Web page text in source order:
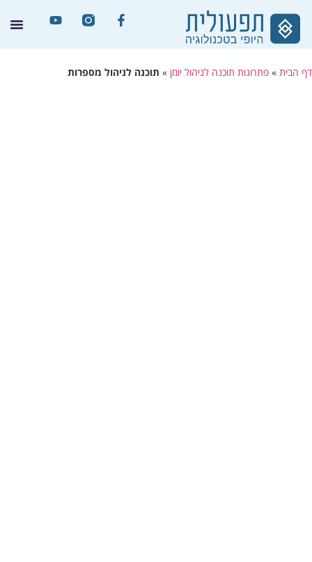
דף הבית » פתרונות תוכנה לניהול יומן » תוכנה לניהול מספרות